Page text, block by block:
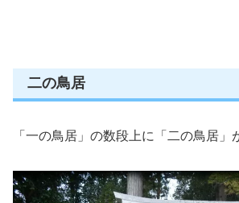
二の鳥居
「一の鳥居」の数段上に「二の鳥居」